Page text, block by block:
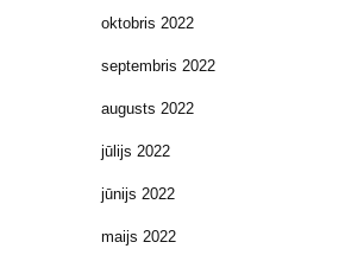
oktobris 2022
septembris 2022
augusts 2022
jūlijs 2022
jūnijs 2022
maijs 2022